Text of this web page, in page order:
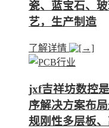
瓷、蓝宝石、
艺，生产制造
了解详情
jxf吉祥坊数控
序解决方案布
规刚性多层板